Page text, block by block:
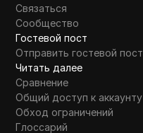
Связаться
Сообщество
Гостевой пост
Отправить гостевой пост
Читать далее
Сравнение
Общий доступ к аккаунту
Обход ограничений
Глоссарий